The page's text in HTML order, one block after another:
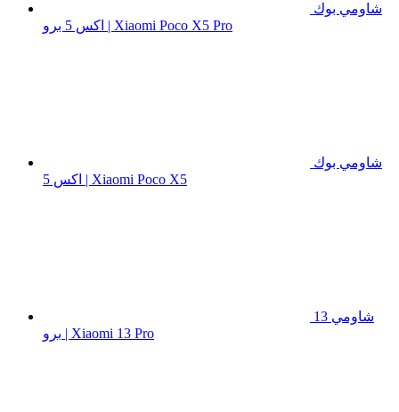
شاومي بوك
اكس 5 برو | Xiaomi Poco X5 Pro
شاومي بوك
اكس 5 | Xiaomi Poco X5
شاومي 13
برو | Xiaomi 13 Pro